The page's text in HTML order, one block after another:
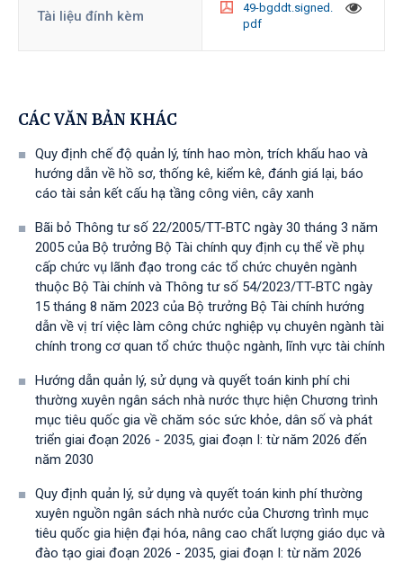
Tài liệu đính kèm
49-bgddt.signed.
pdf
CÁC VĂN BẢN KHÁC
Quy định chế độ quản lý, tính hao mòn, trích khấu hao và
hướng dẫn về hồ sơ, thống kê, kiểm kê, đánh giá lại, báo
cáo tài sản kết cấu hạ tầng công viên, cây xanh
Bãi bỏ Thông tư số 22/2005/TT-BTC ngày 30 tháng 3 năm
2005 của Bộ trưởng Bộ Tài chính quy định cụ thể về phụ
cấp chức vụ lãnh đạo trong các tổ chức chuyên ngành
thuộc Bộ Tài chính và Thông tư số 54/2023/TT-BTС ngày
15 tháng 8 năm 2023 của Bộ trưởng Bộ Tài chính hướng
dẫn về vị trí việc làm công chức nghiệp vụ chuyên ngành tài
chính trong cơ quan tổ chức thuộc ngành, lĩnh vực tài chính
Hướng dẫn quản lý, sử dụng và quyết toán kinh phí chi
thường xuyên ngân sách nhà nước thực hiện Chương trình
mục tiêu quốc gia về chăm sóc sức khỏe, dân số và phát
triển giai đoạn 2026 - 2035, giai đoạn I: từ năm 2026 đến
năm 2030
Quy định quản lý, sử dụng và quyết toán kinh phí thường
xuyên nguồn ngân sách nhà nước của Chương trình mục
tiêu quốc gia hiện đại hóa, nâng cao chất lượng giáo dục và
đào tạo giai đoạn 2026 - 2035, giai đoạn I: từ năm 2026